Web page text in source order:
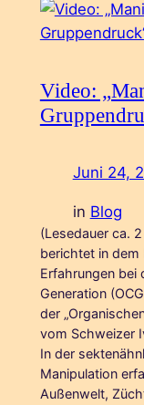
Video:
Juni 24,
in Blog
(Lesedauer ca.
berichtet in dem
Erfahrungen bei
Generation
der
vom Schweizer
In der
Manipulation
Außenwelt,